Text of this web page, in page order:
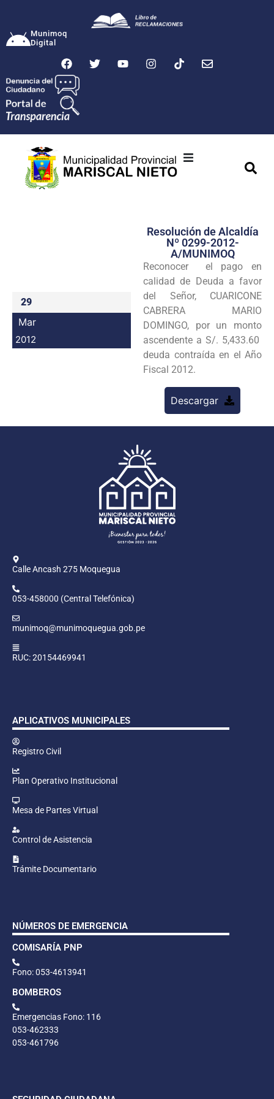
Munimoq
Digital
Transparencia
Seguridad
Programas
Intranet
29
Mar
2012
Resolución de Alcaldía
Nº 0299-2012-
A/MUNIMOQ
Reconocer el pago en
calidad de Deuda a favor
del Señor, CUARICONE
CABRERA MARIO
DOMINGO, por un monto
ascendente a S/. 5,433.60
deuda contraída en el Año
Fiscal 2012.
Descargar
Calle Ancash 275 Moquegua
053-458000 (Central Telefónica)
munimoq@munimoquegua.gob.pe
RUC: 20154469941
APLICATIVOS MUNICIPALES
Registro Civil
Plan Operativo Institucional
Mesa de Partes Virtual
Control de Asistencia
Trámite Documentario
NÚMEROS DE EMERGENCIA
COMISARÍA PNP
Fono: 053-4613941
BOMBEROS
Emergencias Fono: 116
053-462333
053-461796